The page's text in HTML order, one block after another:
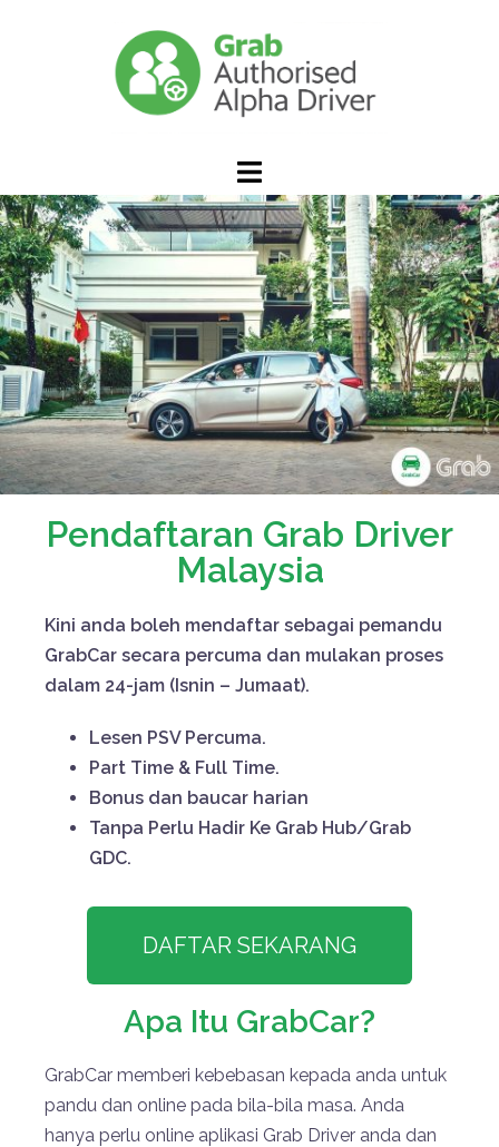
Pendaftaran Grab Driver
Malaysia
Kini anda boleh mendaftar sebagai pemandu
GrabCar secara percuma dan mulakan proses
dalam 24-jam (Isnin – Jumaat).
Lesen PSV Percuma.
Part Time & Full Time.
Bonus dan baucar harian
Tanpa Perlu Hadir Ke Grab Hub/Grab
GDC.
DAFTAR SEKARANG
Apa Itu GrabCar?
GrabCar memberi kebebasan kepada anda untuk
pandu dan online pada bila-bila masa. Anda
hanya perlu online aplikasi Grab Driver anda dan